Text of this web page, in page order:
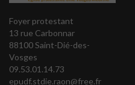
Foyer protestant
13 rue Carbonnar
88100 Saint-Dié-des-
Vosges
09.53.01.14.73
epudf.stdie.raon@free.fr